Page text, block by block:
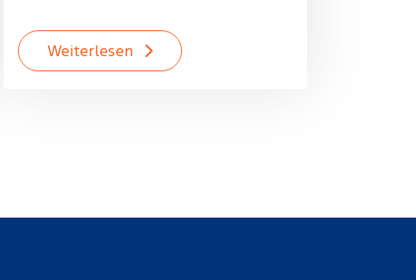
Weiterlesen